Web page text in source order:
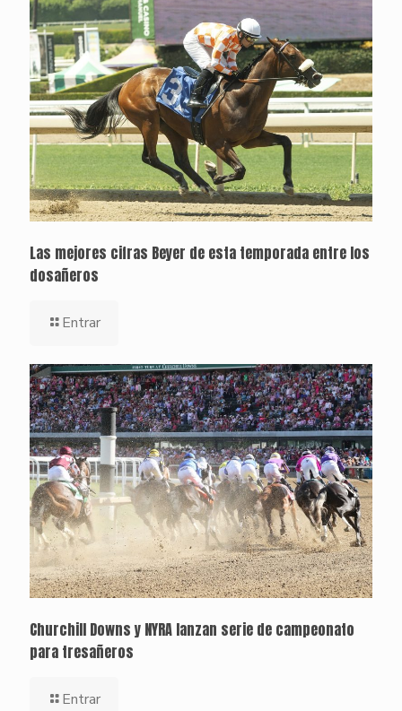
Las mejores cifras Beyer de esta temporada entre los
dosañeros
Entrar
Churchill Downs y NYRA lanzan serie de campeonato
para tresañeros
Entrar